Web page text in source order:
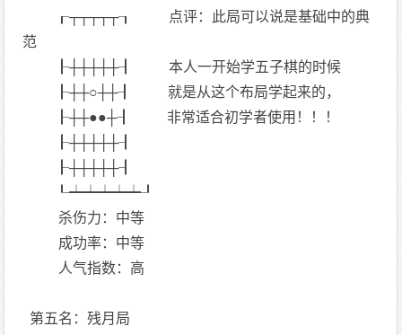
┎┬┬┬┬┬┒ 点评：此局可以说是基础中的典
范
┠┼┼┼┼┼┨ 本人一开始学五子棋的时候
┠┼┼○┼┼┨ 就是从这个布局学起来的，
┠┼┼●●┼┨ 非常适合初学者使用！！！
┠┼┼┼┼┼┨
┠┼┼┼┼┼┨
┖┷┷┷┷┷┚
杀伤力：中等
成功率：中等
人气指数：高
第五名：残月局